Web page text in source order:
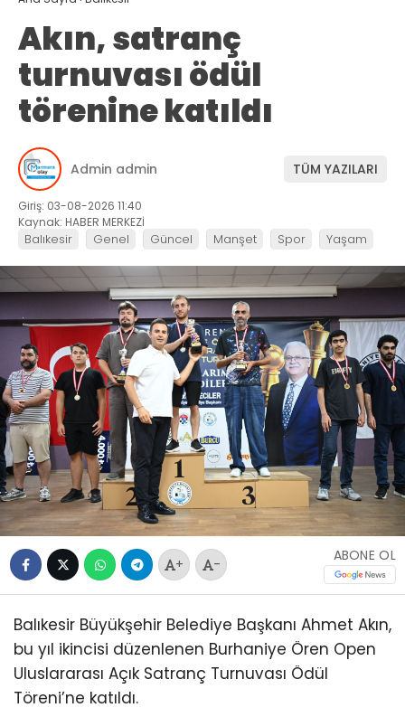
Akın, satranç
turnuvası ödül
törenine katıldı
Admin admin TÜM YAZILARI
Giriş: 03-08-2026 11:40
Kaynak: HABER MERKEZİ
Balıkesir Genel Güncel Manşet Spor Yaşam
+ -
ABONE OL
Balıkesir Büyükşehir Belediye Başkanı Ahmet Akın,
bu yıl ikincisi düzenlenen Burhaniye Ören Open
Uluslararası Açık Satranç Turnuvası Ödül
Töreni’ne katıldı.